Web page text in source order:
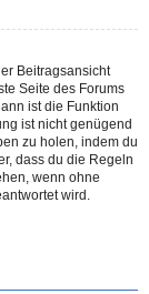
Beitragsansicht
Seite des Forums
ist die Funktion
ist nicht genügend
zu holen, indem du
dass du die Regeln
wenn ohne
wird.